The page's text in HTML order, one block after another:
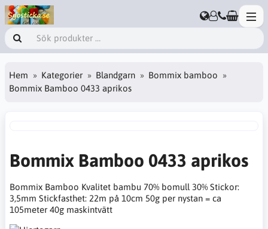
Hem Kategorier Blandgarn
Bommix bamboo
Bommix Bamboo 0433 aprikos
Bommix Bamboo 0433 aprikos
Bommix Bamboo Kvalitet bambu 70% bomull 30% Stickor:
3,5mm Stickfasthet: 22m på 10cm 50g per nystan = ca
105meter 40g maskintvätt